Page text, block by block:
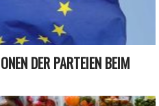
DER PARTEIEN BEIM